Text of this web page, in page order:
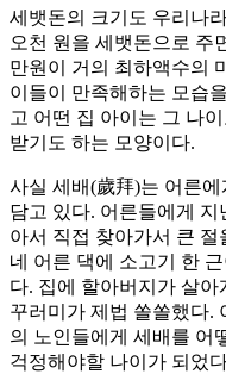
세뱃돈의 크기도 우리나
오천 원을 세뱃돈으로 주
만원이 거의 최하액수의
이들이 만족해하는 모습
고 어떤 집 아이는 그 나
받기도 하는 모양이다.
사실 세배(歲拜)는 어른에
담고 있다. 어른들에게
아서 직접 찾아가서 큰
네 어른 댁에 소고기 한
다. 집에 할아버지가 살
꾸러미가 제법 쏠쏠했다.
의 노인들에게 세배를 어
걱정해야할 나이가 되었